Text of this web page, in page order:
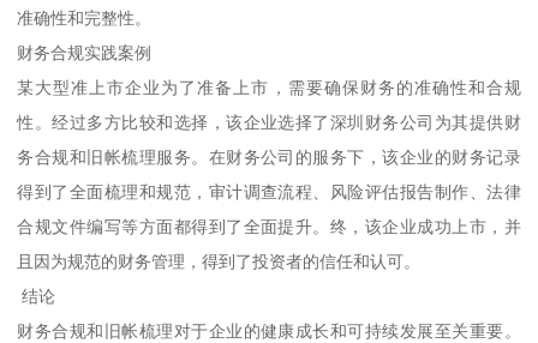
准确性和完整性。
财务合规实践案例
某大型准上市企业为了准备上市，需要确保财务的准确性和合规
性。经过多方比较和选择，该企业选择了深圳财务公司为其提供财
务合规和旧帐梳理服务。在财务公司的服务下，该企业的财务记录
得到了全面梳理和规范，审计调查流程、风险评估报告制作、法律
合规文件编写等方面都得到了全面提升。终，该企业成功上市，并
且因为规范的财务管理，得到了投资者的信任和认可。
结论
财务合规和旧帐梳理对于企业的健康成长和可持续发展至关重要。